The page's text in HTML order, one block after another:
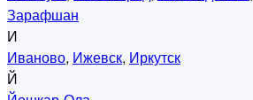
Зарафшан
И
Иваново, Ижевск, Иркутск
Й